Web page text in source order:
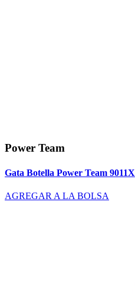
Power Team
Gata Botella Power Team 9011X
AGREGAR A LA BOLSA